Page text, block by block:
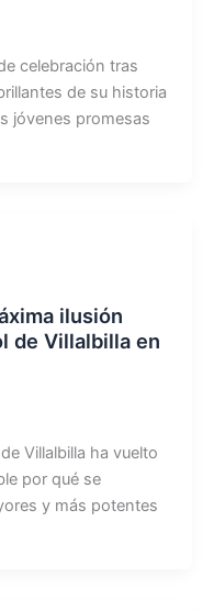
celebración tras
de su historia
jóvenes promesas
ilusión
de Villalbilla en
Villalbilla ha vuelto
por qué se
y más potentes